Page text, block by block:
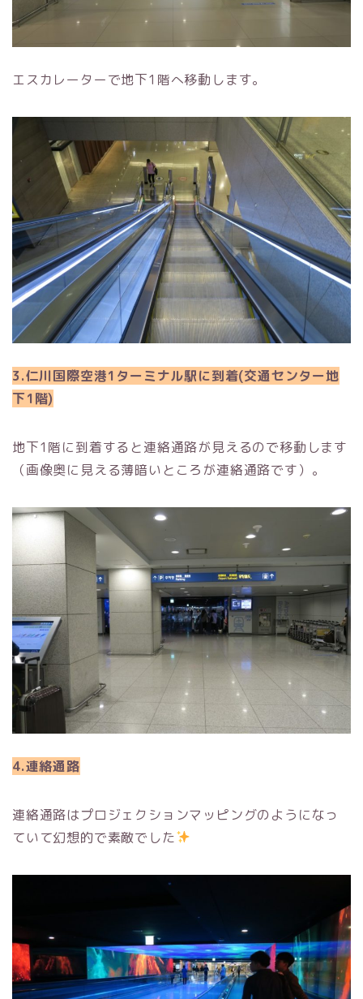
エスカレーターで地下1階へ移動します。
3.仁川国際空港1ターミナル駅に到着(交通センター地
下1階)
地下1階に到着すると連絡通路が見えるので移動します
（画像奥に見える薄暗いところが連絡通路です）。
4.連絡通路
連絡通路はプロジェクションマッピングのようになっ
ていて幻想的で素敵でした